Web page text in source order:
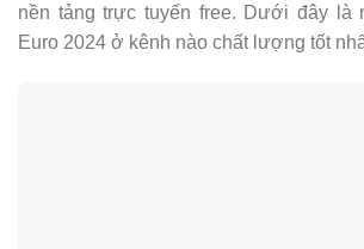
nền tảng trực tuyến free. Dưới đây là
Euro 2024 ở kênh nào chất lượng tốt